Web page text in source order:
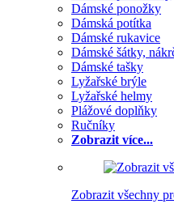
Dámské ponožky
Dámská potítka
Dámské rukavice
Dámské šátky,
Dámské tašky
Lyžařské brýle
Lyžařské helmy
Plážové doplňky
Ručníky
Zobrazit více...
Zobrazit všechny